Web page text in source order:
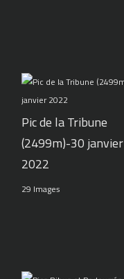
Pic de la Tribune
(2499m)-30 janvier
2022
29 Images